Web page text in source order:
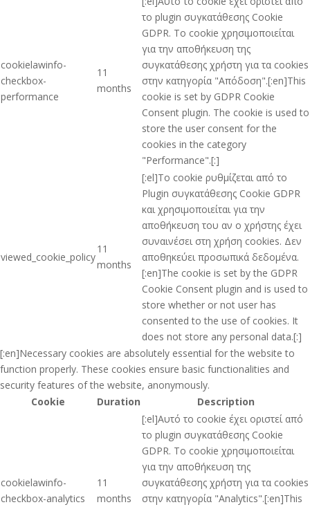
cookielawinfo-
checkbox-
performance
11
months
το plugin συγκατάθεσης Cookie
GDPR. Το cookie χρησιμοποιείται
για την αποθήκευση της
συγκατάθεσης χρήστη για τα cookies
στην κατηγορία "Απόδοση".[:en]This
cookie is set by GDPR Cookie
Consent plugin. The cookie is used to
store the user consent for the
cookies in the category
"Performance".[:]
viewed_cookie_policy
11
months
[:el]Το cookie ρυθμίζεται από το
Plugin συγκατάθεσης Cookie GDPR
και χρησιμοποιείται για την
αποθήκευση του αν ο χρήστης έχει
συναινέσει στη χρήση cookies. Δεν
αποθηκεύει προσωπικά δεδομένα.
[:en]The cookie is set by the GDPR
Cookie Consent plugin and is used to
store whether or not user has
consented to the use of cookies. It
does not store any personal data.[:]
[:en]Necessary cookies are absolutely essential for the website to
function properly. These cookies ensure basic functionalities and
security features of the website, anonymously.
Cookie
Duration Description
cookielawinfo-
checkbox-analytics
11
months
[:el]Αυτό το cookie έχει οριστεί από
το plugin συγκατάθεσης Cookie
GDPR. Το cookie χρησιμοποιείται
για την αποθήκευση της
συγκατάθεσης χρήστη για τα cookies
στην κατηγορία "Analytics".[:en]This